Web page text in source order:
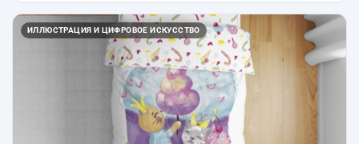
ИЛЛЮСТРАЦИЯ И ЦИФРОВОЕ ИСКУССТВО